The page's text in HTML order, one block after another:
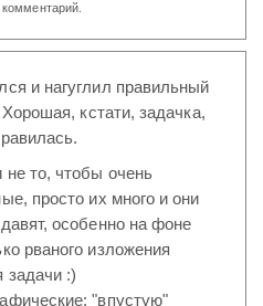
и нагуглил правильный
кстати, задачка,
то, чтобы очень
просто их много и они
особенно на фоне
рваного изложения
задачи :)
"впустую"